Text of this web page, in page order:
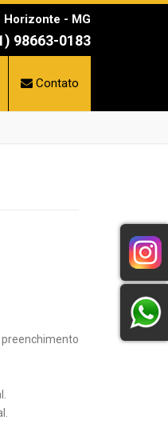
Horizonte - MG
98663-0183
Contato